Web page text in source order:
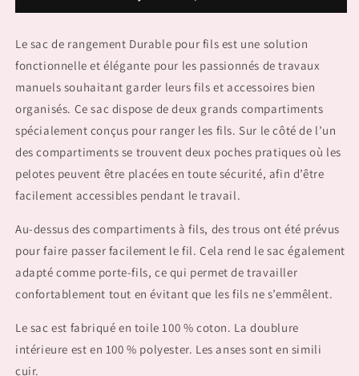
Sac
Sac
Le sac de rangement Durable pour fils est une solution
fonctionnelle et élégante pour les passionnés de travaux
manuels souhaitant garder leurs fils et accessoires bien
organisés. Ce sac dispose de deux grands compartiments
spécialement conçus pour ranger les fils. Sur le côté de l’un
des compartiments se trouvent deux poches pratiques où les
pelotes peuvent être placées en toute sécurité, afin d’être
facilement accessibles pendant le travail.
Au-dessus des compartiments à fils, des trous ont été prévus
pour faire passer facilement le fil. Cela rend le sac également
adapté comme porte-fils, ce qui permet de travailler
confortablement tout en évitant que les fils ne s’emmêlent.
Le sac est fabriqué en toile 100 % coton. La doublure
intérieure est en 100 % polyester. Les anses sont en simili
cuir.